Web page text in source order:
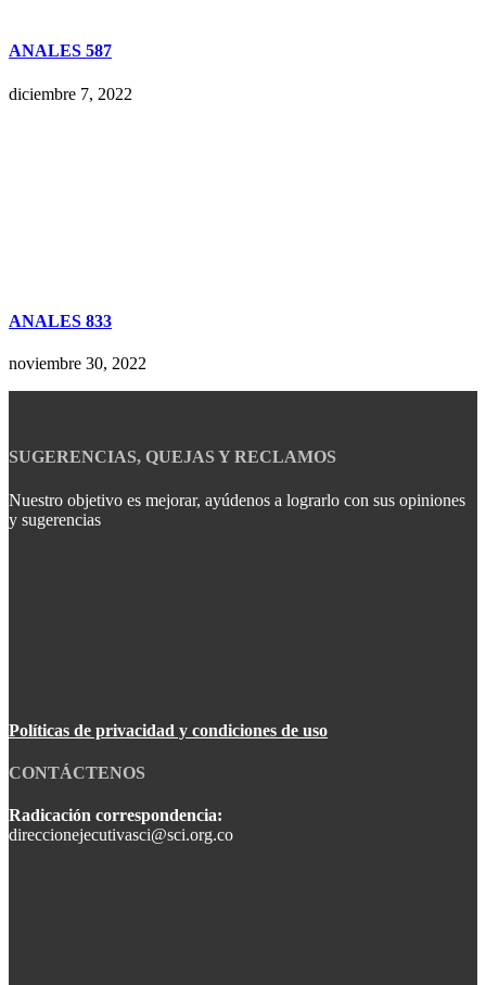
ANALES 587
diciembre 7, 2022
ANALES 833
noviembre 30, 2022
SUGERENCIAS, QUEJAS Y RECLAMOS
Nuestro objetivo es mejorar, ayúdenos a lograrlo con sus opiniones
y sugerencias
Políticas de privacidad y condiciones de uso
CONTÁCTENOS
Radicación correspondencia:
direccionejecutivasci@sci.org.co